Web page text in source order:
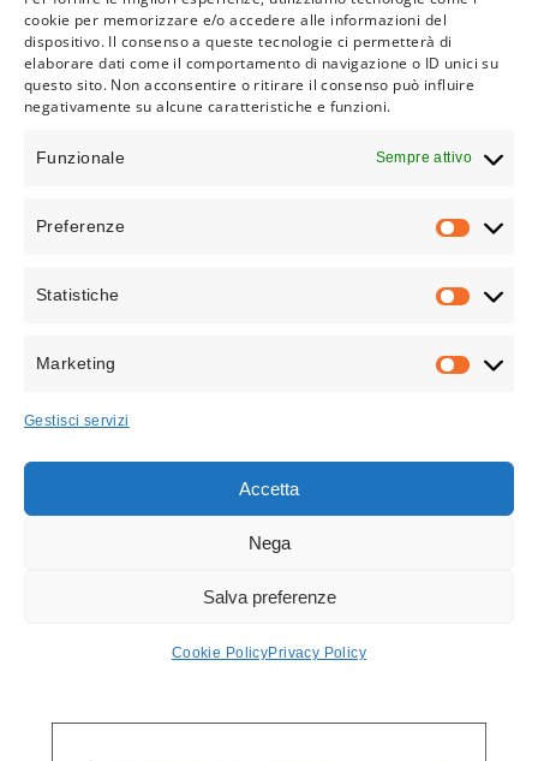
cookie per memorizzare e/o accedere alle informazioni del
dispositivo. Il consenso a queste tecnologie ci permetterà di
elaborare dati come il comportamento di navigazione o ID unici su
questo sito. Non acconsentire o ritirare il consenso può influire
negativamente su alcune caratteristiche e funzioni.
Funzionale Sempre attivo
Preferenze
Statistiche
Marketing
Gestisci servizi
Accetta
Nega
Salva preferenze
Cookie PolicyPrivacy Policy
Capo Officina